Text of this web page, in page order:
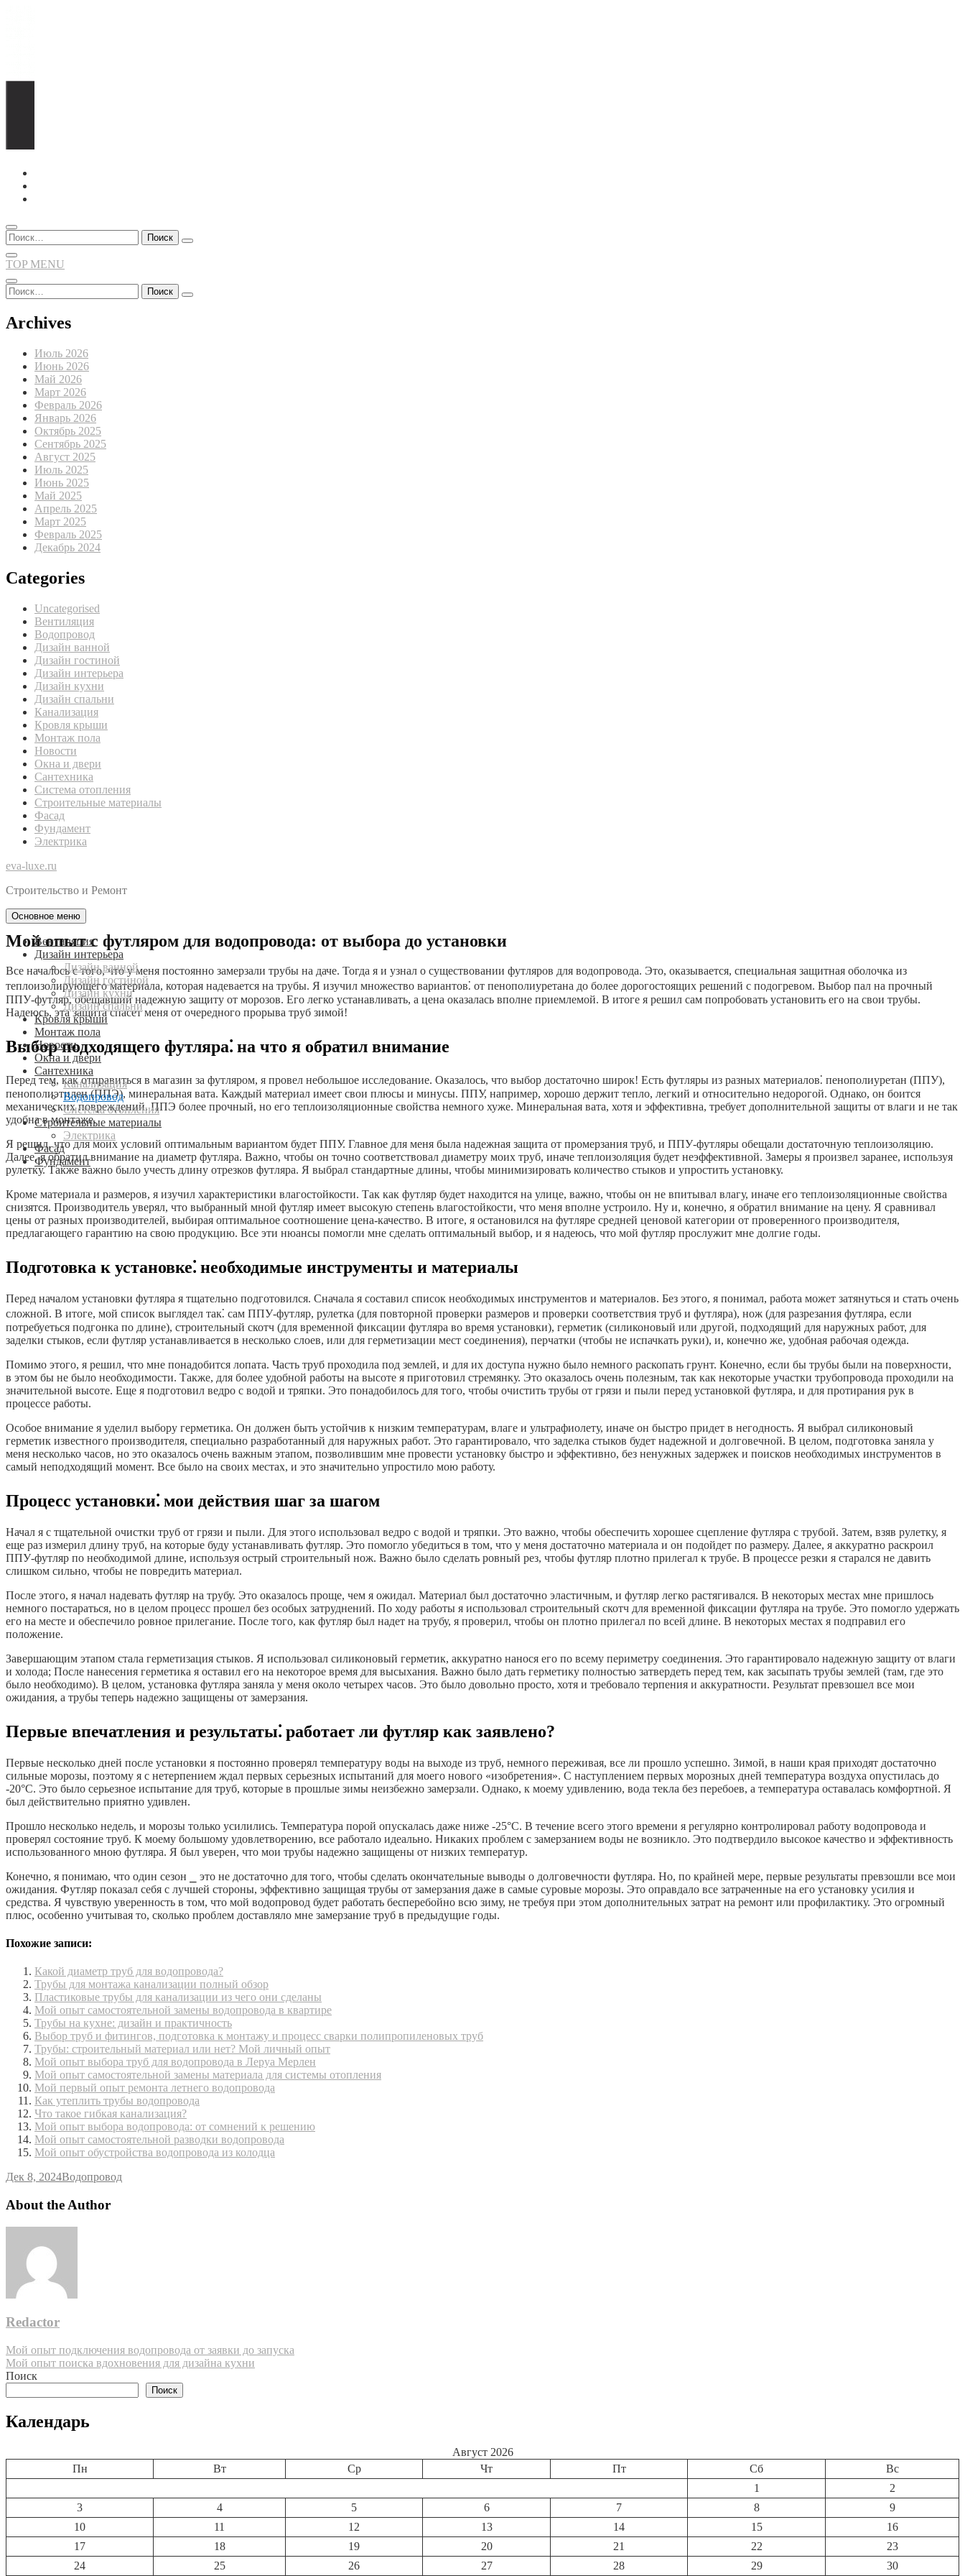
Перейти
содержимому
Найти:
TOP MENU
Найти:
Archives
Июль 2026
Июнь 2026
Май 2026
Март 2026
Февраль 2026
Январь 2026
Октябрь 2025
Сентябрь 2025
Август 2025
Июль 2025
Июнь 2025
Май 2025
Апрель 2025
Март 2025
Февраль 2025
Декабрь 2024
Categories
Uncategorised
Вентиляция
Водопровод
Дизайн ванной
Дизайн гостиной
Дизайн интерьера
Дизайн кухни
Дизайн спальни
Канализация
Кровля крыши
Монтаж пола
Новости
Окна и двери
Сантехника
Система отопления
Строительные материалы
Фасад
Фундамент
Электрика
eva-luxe.ru
Строительство и Ремонт
Основное меню
Вентиляция
Дизайн интерьера
Дизайн ванной
Дизайн гостиной
Дизайн кухни
Дизайн спальни
Кровля крыши
Монтаж пола
Новости
Окна и двери
Сантехника
Канализация
Водопровод
Система отопления
Строительные материалы
Электрика
Фасад
Фундамент
Мой опыт с футляром для водопровода: от выбора до установки
Все началось с того, что у меня постоянно замерзали трубы на даче. Тогда я и узнал о существовании футляров для водопровода. Это, оказывается, специальная защитная оболочка из
теплоизолирующего материала, которая надевается на трубы. Я изучил множество вариантов⁚ от пенополиуретана до более дорогостоящих решений с подогревом. Выбор пал на прочный
ППУ-футляр, обещавший надежную защиту от морозов. Его легко устанавливать, а цена оказалась вполне приемлемой. В итоге я решил сам попробовать установить его на свои трубы.
Надеюсь, эта защита спасет меня от очередного прорыва труб зимой!
Выбор подходящего футляра⁚ на что я обратил внимание
Перед тем, как отправиться в магазин за футляром, я провел небольшое исследование. Оказалось, что выбор достаточно широк! Есть футляры из разных материалов⁚ пенополиуретан (ППУ),
пенополиэтилен (ППЭ), минеральная вата. Каждый материал имеет свои плюсы и минусы. ППУ, например, хорошо держит тепло, легкий и относительно недорогой. Однако, он боится
механических повреждений. ППЭ более прочный, но его теплоизоляционные свойства немного хуже. Минеральная вата, хотя и эффективна, требует дополнительной защиты от влаги и не так
удобна в монтаже.
Я решил, что для моих условий оптимальным вариантом будет ППУ. Главное для меня была надежная защита от промерзания труб, и ППУ-футляры обещали достаточную теплоизоляцию.
Далее, я обратил внимание на диаметр футляра. Важно, чтобы он точно соответствовал диаметру моих труб, иначе теплоизоляция будет неэффективной. Замеры я произвел заранее, используя
рулетку. Также важно было учесть длину отрезков футляра. Я выбрал стандартные длины, чтобы минимизировать количество стыков и упростить установку.
Кроме материала и размеров, я изучил характеристики влагостойкости. Так как футляр будет находится на улице, важно, чтобы он не впитывал влагу, иначе его теплоизоляционные свойства
снизятся. Производитель уверял, что выбранный мной футляр имеет высокую степень влагостойкости, что меня вполне устроило. Ну и, конечно, я обратил внимание на цену. Я сравнивал
цены от разных производителей, выбирая оптимальное соотношение цена-качество. В итоге, я остановился на футляре средней ценовой категории от проверенного производителя,
предлагающего гарантию на свою продукцию. Все эти нюансы помогли мне сделать оптимальный выбор, и я надеюсь, что мой футляр прослужит мне долгие годы.
Подготовка к установке⁚ необходимые инструменты и материалы
Перед началом установки футляра я тщательно подготовился. Сначала я составил список необходимых инструментов и материалов. Без этого, я понимал, работа может затянуться и стать очень
сложной. В итоге, мой список выглядел так⁚ сам ППУ-футляр, рулетка (для повторной проверки размеров и проверки соответствия труб и футляра), нож (для разрезания футляра, если
потребуеться подгонка по длине), строительный скотч (для временной фиксации футляра во время установки), герметик (силиконовый или другой, подходящий для наружных работ, для
заделки стыков, если футляр устанавливается в несколько слоев, или для герметизации мест соединения), перчатки (чтобы не испачкать руки), и, конечно же, удобная рабочая одежда.
Помимо этого, я решил, что мне понадобится лопата. Часть труб проходила под землей, и для их доступа нужно было немного раскопать грунт. Конечно, если бы трубы были на поверхности,
в этом бы не было необходимости. Также, для более удобной работы на высоте я приготовил стремянку. Это оказалось очень полезным, так как некоторые участки трубопровода проходили на
значительной высоте. Еще я подготовил ведро с водой и тряпки. Это понадобилось для того, чтобы очистить трубы от грязи и пыли перед установкой футляра, и для протирания рук в
процессе работы.
Особое внимание я уделил выбору герметика. Он должен быть устойчив к низким температурам, влаге и ультрафиолету, иначе он быстро придет в негодность. Я выбрал силиконовый
герметик известного производителя, специально разработанный для наружных работ. Это гарантировало, что заделка стыков будет надежной и долговечной. В целом, подготовка заняла у
меня несколько часов, но это оказалось очень важным этапом, позволившим мне провести установку быстро и эффективно, без ненужных задержек и поисков необходимых инструментов в
самый неподходящий момент. Все было на своих местах, и это значительно упростило мою работу.
Процесс установки⁚ мои действия шаг за шагом
Начал я с тщательной очистки труб от грязи и пыли. Для этого использовал ведро с водой и тряпки. Это важно, чтобы обеспечить хорошее сцепление футляра с трубой. Затем, взяв рулетку, я
еще раз измерил длину труб, на которые буду устанавливать футляр. Это помогло убедиться в том, что у меня достаточно материала и он подойдет по размеру. Далее, я аккуратно раскроил
ППУ-футляр по необходимой длине, используя острый строительный нож. Важно было сделать ровный рез, чтобы футляр плотно прилегал к трубе. В процессе резки я старался не давить
слишком сильно, чтобы не повредить материал.
После этого, я начал надевать футляр на трубу. Это оказалось проще, чем я ожидал. Материал был достаточно эластичным, и футляр легко растягивался. В некоторых местах мне пришлось
немного постараться, но в целом процесс прошел без особых затруднений. По ходу работы я использовал строительный скотч для временной фиксации футляра на трубе. Это помогло удержать
его на месте и обеспечило ровное прилегание. После того, как футляр был надет на трубу, я проверил, чтобы он плотно прилегал по всей длине. В некоторых местах я подправил его
положение.
Завершающим этапом стала герметизация стыков. Я использовал силиконовый герметик, аккуратно нанося его по всему периметру соединения. Это гарантировало надежную защиту от влаги
и холода; После нанесения герметика я оставил его на некоторое время для высыхания. Важно было дать герметику полностью затвердеть перед тем, как засыпать трубы землей (там, где это
было необходимо). В целом, установка футляра заняла у меня около четырех часов. Это было довольно просто, хотя и требовало терпения и аккуратности. Результат превзошел все мои
ожидания, а трубы теперь надежно защищены от замерзания.
Первые впечатления и результаты⁚ работает ли футляр как заявлено?
Первые несколько дней после установки я постоянно проверял температуру воды на выходе из труб, немного переживая, все ли прошло успешно. Зимой, в наши края приходят достаточно
сильные морозы, поэтому я с нетерпением ждал первых серьезных испытаний для моего нового «изобретения». С наступлением первых морозных дней температура воздуха опустилась до
-20°C. Это было серьезное испытание для труб, которые в прошлые зимы неизбежно замерзали. Однако, к моему удивлению, вода текла без перебоев, а температура оставалась комфортной. Я
был действительно приятно удивлен.
Прошло несколько недель, и морозы только усилились. Температура порой опускалась даже ниже -25°C. В течение всего этого времени я регулярно контролировал работу водопровода и
проверял состояние труб. К моему большому удовлетворению, все работало идеально. Никаких проблем с замерзанием воды не возникло. Это подтвердило высокое качество и эффективность
использованного мною футляра. Я был уверен, что мои трубы надежно защищены от низких температур.
Конечно, я понимаю, что один сезон ⎯ это не достаточно для того, чтобы сделать окончательные выводы о долговечности футляра. Но, по крайней мере, первые результаты превзошли все мои
ожидания. Футляр показал себя с лучшей стороны, эффективно защищая трубы от замерзания даже в самые суровые морозы. Это оправдало все затраченные на его установку усилия и
средства. Я чувствую уверенность в том, что мой водопровод будет работать бесперебойно всю зиму, не требуя при этом дополнительных затрат на ремонт или профилактику. Это огромный
плюс, особенно учитывая то, сколько проблем доставляло мне замерзание труб в предыдущие годы.
Похожие записи:
Какой диаметр труб для водопровода?
Трубы для монтажа канализации полный обзор
Пластиковые трубы для канализации из чего они сделаны
Мой опыт самостоятельной замены водопровода в квартире
Трубы на кухне: дизайн и практичность
Выбор труб и фитингов, подготовка к монтажу и процесс сварки полипропиленовых труб
Трубы: строительный материал или нет? Мой личный опыт
Мой опыт выбора труб для водопровода в Леруа Мерлен
Мой опыт самостоятельной замены материала для системы отопления
Мой первый опыт ремонта летнего водопровода
Как утеплить трубы водопровода
Что такое гибкая канализация?
Мой опыт выбора водопровода: от сомнений к решению
Мой опыт самостоятельной разводки водопровода
Мой опыт обустройства водопровода из колодца
Дек 8, 2024Водопровод
About the Author
Redactor
Навигация
по
Мой опыт подключения водопровода от заявки до запуска
Мой опыт поиска вдохновения для дизайна кухни
Поиск
Поиск
Календарь
Август 2026
Пн
Вт Ср Чт Пт Сб
Вс
1
2
3
4 5 6 7 8
9
10
11 12 13 14 15
16
17
18 19 20 21 22
23
24
25 26 27 28 29 30